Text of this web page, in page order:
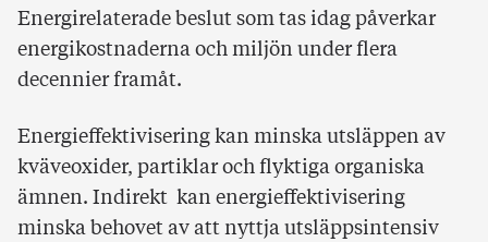
Energirelaterade beslut som tas idag påverkar
energikostnaderna och miljön under flera
decennier framåt.
Energieffektivisering kan minska utsläppen av
kväveoxider, partiklar och flyktiga organiska
ämnen. Indirekt kan energieffektivisering
minska behovet av att nyttja utsläppsintensiv